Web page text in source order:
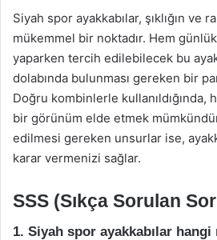
Siyah spor ayakkabılar, şıklığın ve
mükemmel bir noktadır. Hem
yaparken tercih edilebilecek bu
dolabında bulunması gereken bir
Doğru kombinlerle kullanıldığında,
bir görünüm elde etmek
edilmesi gereken unsurlar ise,
karar vermenizi sağlar.
SSS (Sıkça Sorulan
1. Siyah spor ayakkabılar